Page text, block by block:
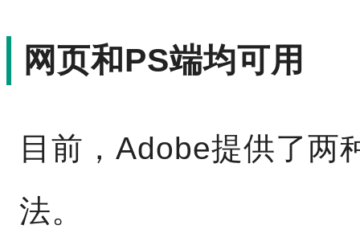
网页和PS端均可用
目前，Adobe提供了两
法。